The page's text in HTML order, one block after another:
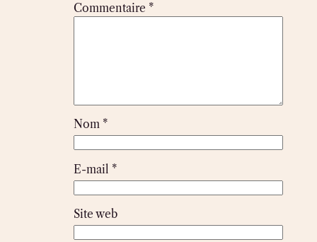
Commentaire *
Nom *
E-mail *
Site web